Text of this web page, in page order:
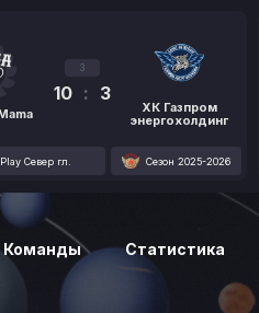
3
10 : 3
ХК Газпром
энергохолдинг
Север гл. Сезон 2025-2026
Команды Статистика